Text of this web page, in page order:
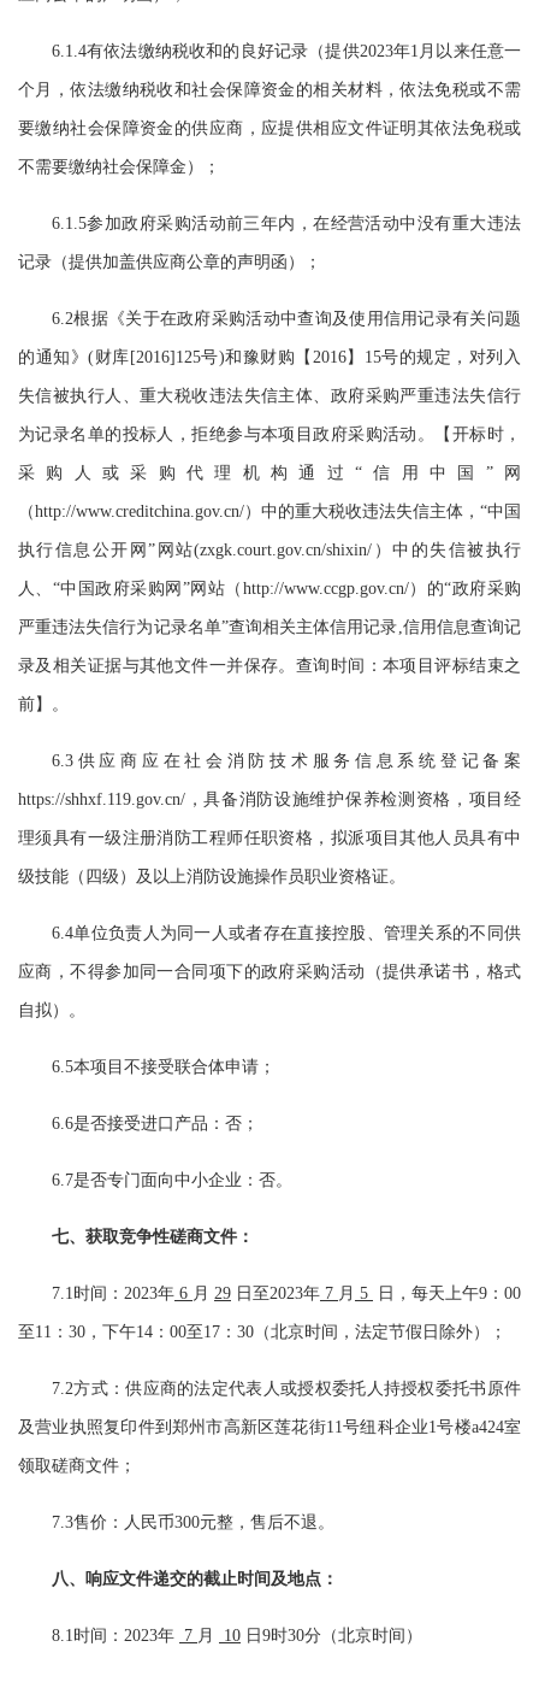
6.1.4有依法缴纳税收和 的良好记录（提供2023年1 月以来任意一
个月，依法缴纳税收和社会保障资金的相关材料，依法免税或不需
要缴纳社会保障资金的供应商 ，应提供相应文件证明其依法免税或
不需要缴纳社会保障金）；
6.1.5参加政府采购活动前三年内，在经营活动中没有重大违法
记录（提供加盖供应商公章的声明函）；
6.2根据《关于在政府采购活动中查询及使用信用记录有关问题
的通知》(财库[2016]125号)和豫财购【2016】15号的规定，对列入
失信被执行人、重大税收违法失信主体、政府采购严重违法失信行
为记录名单的投标人，拒绝参与本项目政府采购活动。【开标时，
采购人或采购代理机构通过“信用中国 ”网
（http://www.creditchina.gov.cn/）中的重大税收违法失信主体， “中国
执行信息公开网” 网站(zxgk.court.gov.cn/shixin/）中的失信被执行
人、 “中国政府采购网 ”网站（ http://www.ccgp.gov.cn/）的“政府采购
严重违法失信行为记录名单”查询相关主体信用记录,信用信息查询记
录及相关证据与其他文件一并保存。查询时间：本项目评标结束之
前】。
6.3 供应商应在社会消防技术服务信息系统登记备案
https://shhxf.119.gov.cn/，具备消防设施维护保养检测资格，项目经
理须具有一级注册消防工程师任职资格，拟派项目其他人员具有中
级技能（四级）及以上消防设施操作员职业资格证。
6.4单位负责人为同一人或者存在直接控股、管理关系的不同供
应商，不得参加同一合同项下的政府采购活动（提供承诺书，格式
自拟）。
6.5本项目不接受联合体申请；
6.6是否接受进口产品：否；
6.7是否专门面向中小企业：否。
七、 获取竞争性磋商文件：
7.1时间： 2023年 6 月 29 日至2023年 7 月 5 日，每天上午9：00
至11：30，下午14： 00至17：30（北京时间，法定节假日除外）；
7.2方式：供应商的法定代表人或授权委托人持授权委托书原件
及营业执照复印件到郑州市高新区莲花街11号纽科企业1号楼a424室
领取磋商文件；
7.3售价：人民币300元整，售后不退。
八、 响应文件递交的截止时间及地点：
8.1时间：2023年 7 月 10 日 9时30分 （北京时间）